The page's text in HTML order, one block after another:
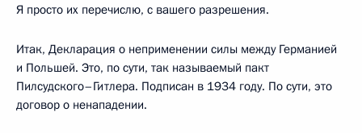
Я просто их перечислю, с вашего разрешения.
Итак, Декларация о неприменении силы между Германией
и Польшей. Это, по сути, так называемый пакт
Пилсудского–Гитлера. Подписан в 1934 году. По сути, это
договор о ненападении.